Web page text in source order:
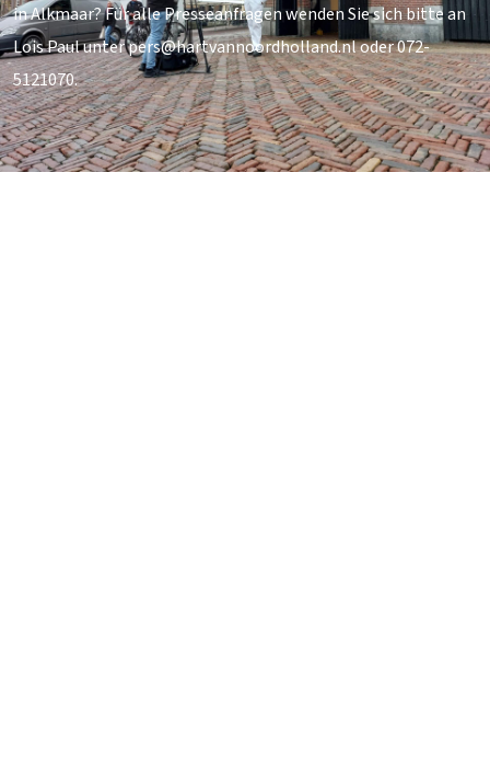
in Alkmaar? Für alle Presseanfragen wenden Sie sich bitte an
Lois Paul unter pers@hartvannoordholland.nl oder 072-
5121070.